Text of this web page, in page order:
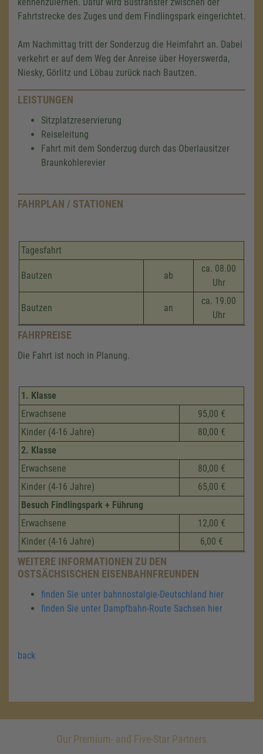
Fahrtstrecke des Zuges und dem Findlingspark eingerichtet.
Am Nachmittag tritt der Sonderzug die Heimfahrt an. Dabei
verkehrt er auf dem Weg der Anreise über Hoyerswerda,
Niesky, Görlitz und Löbau zurück nach Bautzen.
LEISTUNGEN
Sitzplatzreservierung
Reiseleitung
Fahrt mit dem Sonderzug durch das Oberlausitzer
Braunkohlerevier
FAHRPLAN / STATIONEN
Tagesfahrt
Bautzen ab
ca. 08.00
Uhr
Bautzen an
ca. 19.00
Uhr
FAHRPREISE
Die Fahrt ist noch in Planung.
1. Klasse
Erwachsene
95,00 €
Kinder (4-16 Jahre)
80,00 €
2. Klasse
Erwachsene
80,00 €
Kinder (4-16 Jahre)
65,00 €
Besuch Findlingspark + Führung
Erwachsene
12,00 €
Kinder (4-16 Jahre)
6,00 €
WEITERE INFORMATIONEN ZU DEN
OSTSÄCHSISCHEN EISENBAHNFREUNDEN
finden Sie unter bahnnostalgie-Deutschland hier
finden Sie unter Dampfbahn-Route Sachsen hier
back
Our Premium- and Five-Star Partners